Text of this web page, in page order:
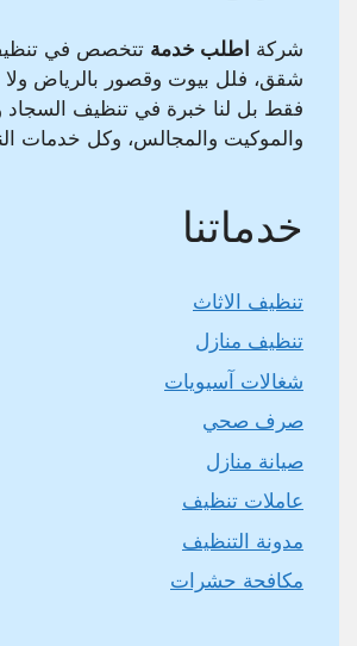
شركة اطلب خدمة تتخصص في
شقق، فلل بيوت وقصور بالرياض ولا
فقط بل لنا خبرة في تنظيف السجاد
والموكيت والمجالس، وكل خدمات
خدماتنا
تنظيف الاثاث
تنظيف منازل
شغالات آسيويات
صرف صحي
صيانة منازل
عاملات تنظيف
مدونة التنظيف
مكافحة حشرات